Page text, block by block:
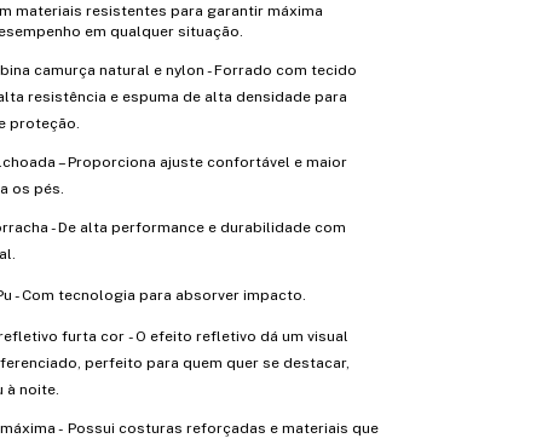
materiais resistentes para garantir máxima
em qualquer situação.
camurça natural e nylon - Forrado com tecido
resistência e espuma de alta densidade para
proteção.
– Proporciona ajuste confortável e maior
os pés.
- De alta performance e durabilidade com
- Com tecnologia para absorver impacto.
furta cor - O efeito refletivo dá um visual
perfeito para quem quer se destacar,
à noite.
- Possui costuras reforçadas e materiais que